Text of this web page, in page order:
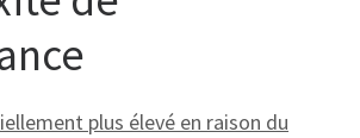
plus élevé en raison du